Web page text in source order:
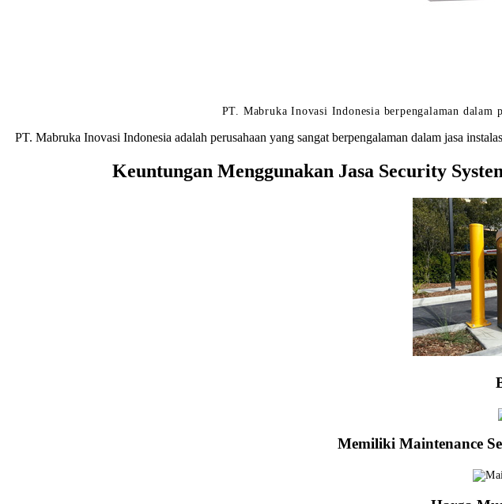
PT. Mabruka Inovasi Indonesia berpengalaman dalam
PT. Mabruka Inovasi Indonesia adalah perusahaan yang sangat berpengalaman dalam jasa
Keuntungan Menggunakan Jasa Security
Memiliki Maintenance